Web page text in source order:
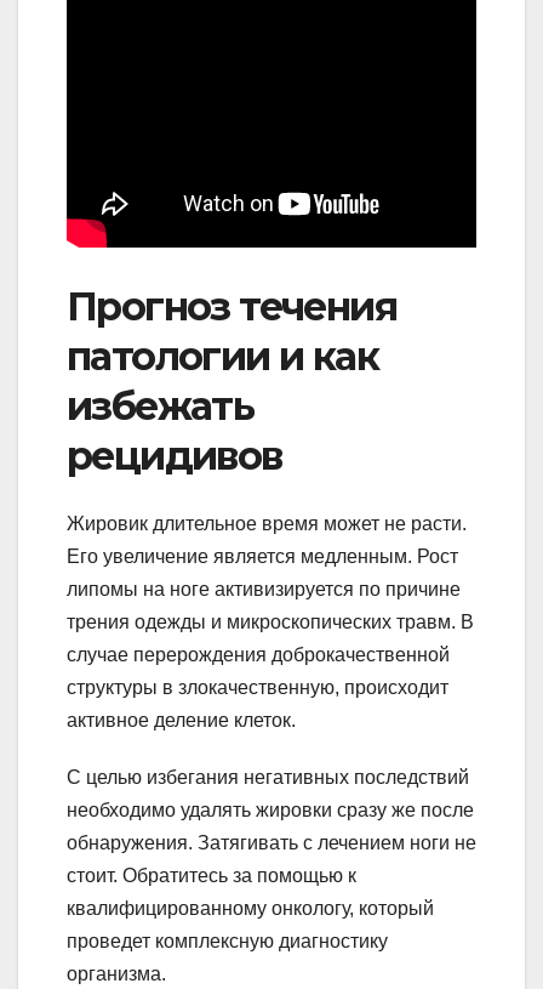
Прогноз течения
патологии и как
избежать
рецидивов
Жировик длительное время может не расти.
Его увеличение является медленным. Рост
липомы на ноге активизируется по причине
трения одежды и микроскопических травм. В
случае перерождения доброкачественной
структуры в злокачественную, происходит
активное деление клеток.
С целью избегания негативных последствий
необходимо удалять жировки сразу же после
обнаружения. Затягивать с лечением ноги не
стоит. Обратитесь за помощью к
квалифицированному онкологу, который
проведет комплексную диагностику
организма.